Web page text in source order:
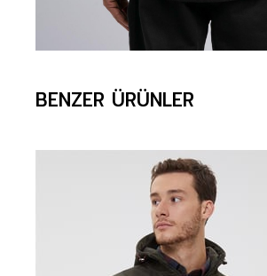
BENZER ÜRÜNLER